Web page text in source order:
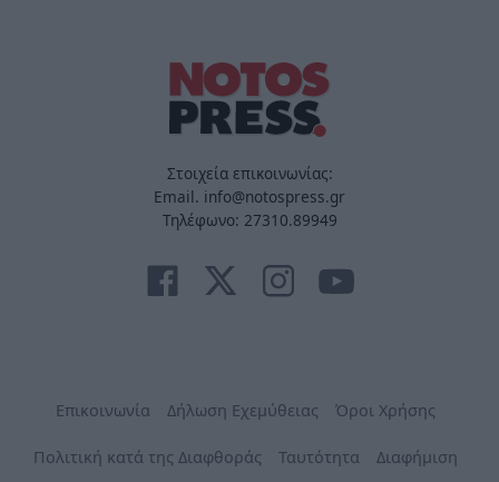
Στοιχεία επικοινωνίας:
Email. info@notospress.gr
Τηλέφωνο: 27310.89949
Επικοινωνία Δήλωση Εχεμύθειας Όροι Χρήσης
Πολιτική κατά της Διαφθοράς Ταυτότητα Διαφήμιση